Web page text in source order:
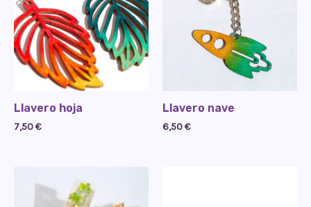
Llavero hoja
7,50€
Llavero nave
6,50€